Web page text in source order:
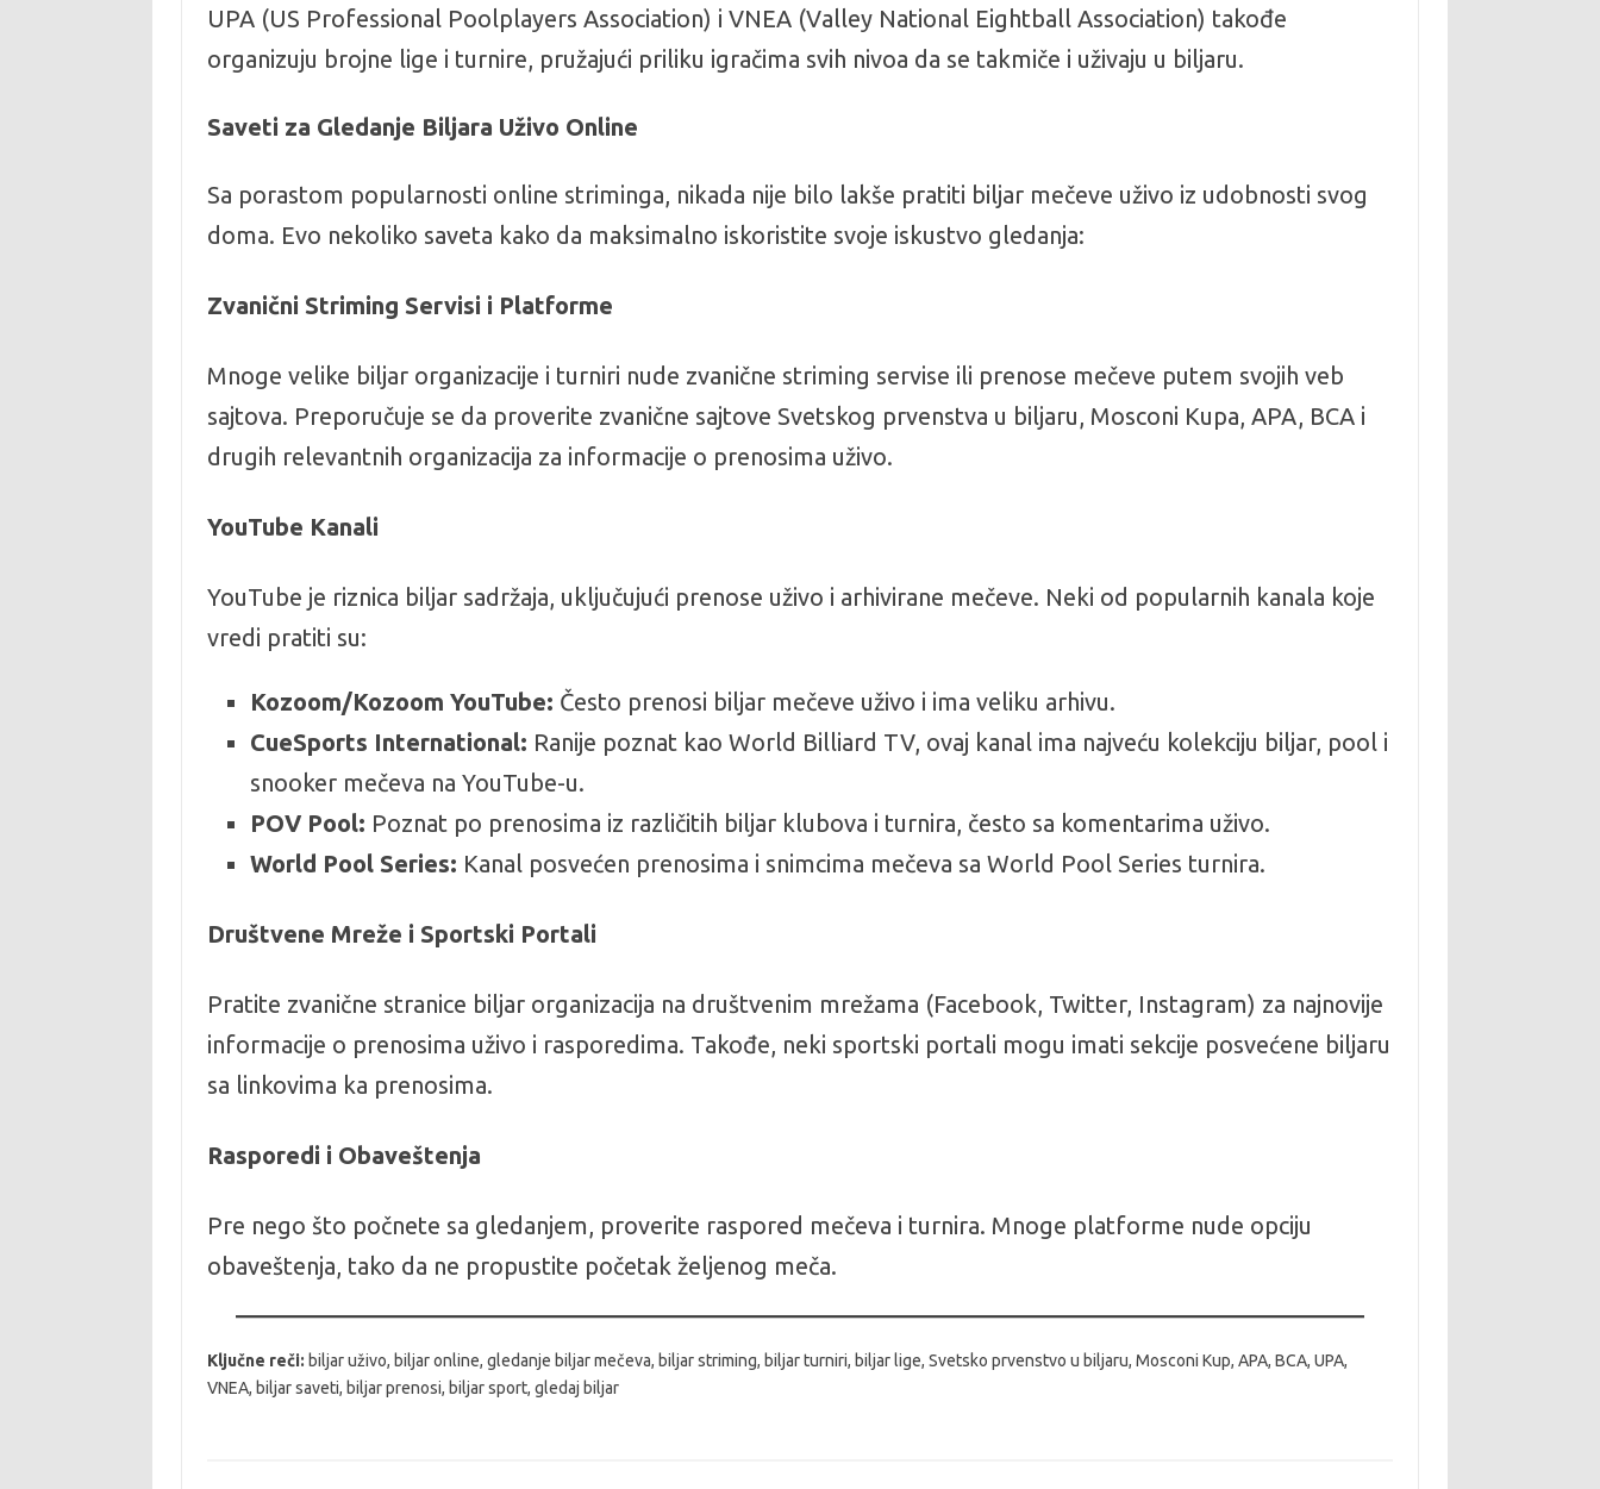
UPA (US Professional Poolplayers Association) i VNEA (Valley National Eightball Association) takođe
organizuju brojne lige i turnire, pružajući priliku igračima svih nivoa da se takmiče i uživaju u biljaru.
Saveti za Gledanje Biljara Uživo Online
Sa porastom popularnosti online striminga, nikada nije bilo lakše pratiti biljar mečeve uživo iz udobnosti svog
doma. Evo nekoliko saveta kako da maksimalno iskoristite svoje iskustvo gledanja:
Zvanični Striming Servisi i Platforme
Mnoge velike biljar organizacije i turniri nude zvanične striming servise ili prenose mečeve putem svojih veb
sajtova. Preporučuje se da proverite zvanične sajtove Svetskog prvenstva u biljaru, Mosconi Kupa, APA, BCA i
drugih relevantnih organizacija za informacije o prenosima uživo.
YouTube Kanali
YouTube je riznica biljar sadržaja, uključujući prenose uživo i arhivirane mečeve. Neki od popularnih kanala koje
vredi pratiti su:
Kozoom/Kozoom YouTube: Često prenosi biljar mečeve uživo i ima veliku arhivu.
CueSports International: Ranije poznat kao World Billiard TV, ovaj kanal ima najveću kolekciju biljar, pool i
snooker mečeva na YouTube-u.
POV Pool: Poznat po prenosima iz različitih biljar klubova i turnira, često sa komentarima uživo.
World Pool Series: Kanal posvećen prenosima i snimcima mečeva sa World Pool Series turnira.
Društvene Mreže i Sportski Portali
Pratite zvanične stranice biljar organizacija na društvenim mrežama (Facebook, Twitter, Instagram) za najnovije
informacije o prenosima uživo i rasporedima. Takođe, neki sportski portali mogu imati sekcije posvećene biljaru
sa linkovima ka prenosima.
Rasporedi i Obaveštenja
Pre nego što počnete sa gledanjem, proverite raspored mečeva i turnira. Mnoge platforme nude opciju
obaveštenja, tako da ne propustite početak željenog meča.
Ključne reči: biljar uživo, biljar online, gledanje biljar mečeva, biljar striming, biljar turniri, biljar lige, Svetsko prvenstvo u biljaru, Mosconi Kup, APA, BCA, UPA,
VNEA, biljar saveti, biljar prenosi, biljar sport, gledaj biljar